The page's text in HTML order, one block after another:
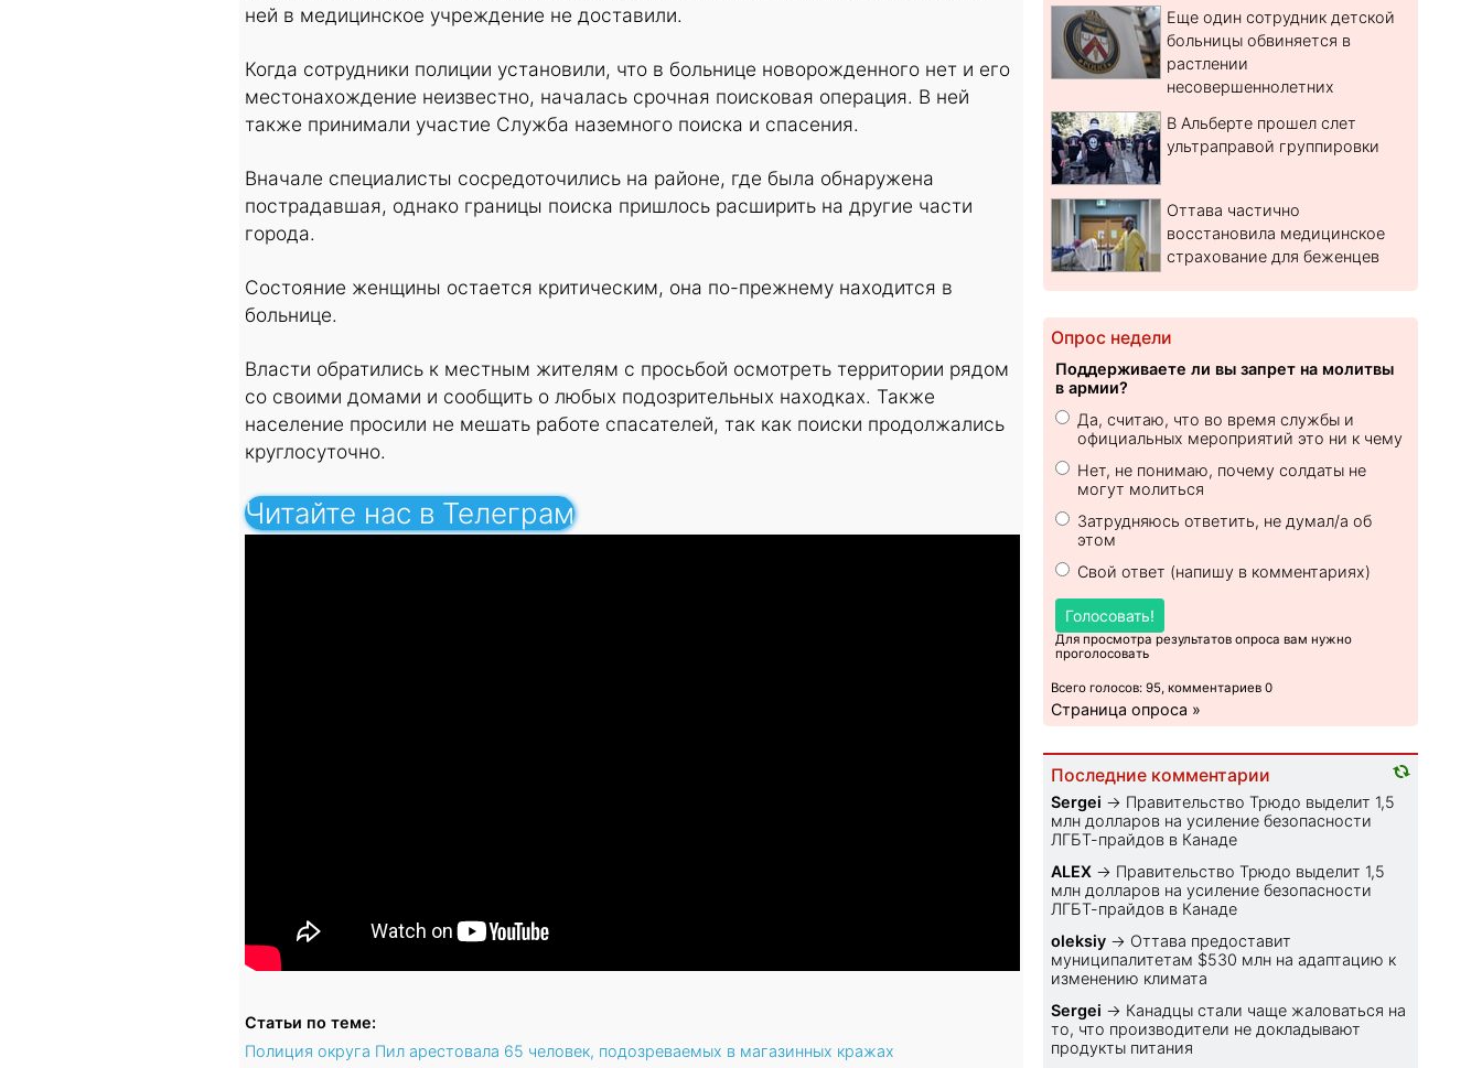
ней в медицинское учреждение не доставили.
Когда сотрудники полиции установили, что в больнице новорожденного нет и его
местонахождение неизвестно, началась срочная поисковая операция. В ней
также принимали участие Служба наземного поиска и спасения.
Вначале специалисты сосредоточились на районе, где была обнаружена
пострадавшая, однако границы поиска пришлось расширить на другие части
города.
Состояние женщины остается критическим, она по-прежнему находится в
больнице.
Власти обратились к местным жителям с просьбой осмотреть территории рядом
со своими домами и сообщить о любых подозрительных находках. Также
население просили не мешать работе спасателей, так как поиски продолжались
круглосуточно.
Читайте нас в Телеграм
Статьи по теме:
Полиция округа Пил арестовала 65 человек, подозреваемых в магазинных кражах
Еще один сотрудник детской
больницы обвиняется в
растлении
несовершеннолетних
В Альберте прошел слет
ультраправой группировки
Оттава частично
восстановила медицинское
страхование для беженцев
Опрос недели
Поддерживаете ли вы запрет на молитвы
в армии?
Да, считаю, что во время службы и
официальных мероприятий это ни к чему
Нет, не понимаю, почему солдаты не
могут молиться
Затрудняюсь ответить, не думал/а об
этом
Свой ответ (напишу в комментариях)
Голосовать!
Для просмотра результатов опроса вам нужно
проголосовать
Всего голосов: 95, комментариев 0
Страница опроса »
Последние комментарии
Sеrgei → Правительство Трюдо выделит 1,5
млн долларов на усиление безопасности
ЛГБТ-прайдов в Канаде
ALEX → Правительство Трюдо выделит 1,5
млн долларов на усиление безопасности
ЛГБТ-прайдов в Канаде
oleksiy → Оттава предоставит
муниципалитетам $530 млн на адаптацию к
изменению климата
Sеrgei → Канадцы стали чаще жаловаться на
то, что производители не докладывают
продукты питания